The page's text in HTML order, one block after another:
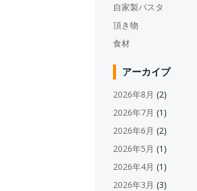
自家製パスタ
頂き物
食材
アーカイブ
2026年8月 (2)
2026年7月 (1)
2026年6月 (2)
2026年5月 (1)
2026年4月 (1)
2026年3月 (3)